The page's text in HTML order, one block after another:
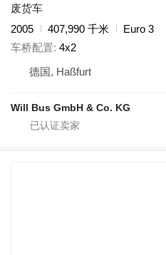
废货车
2005
407,990 千米
Euro 3
车桥配置 4x2
德国, Haßfurt
Will Bus GmbH & Co. KG